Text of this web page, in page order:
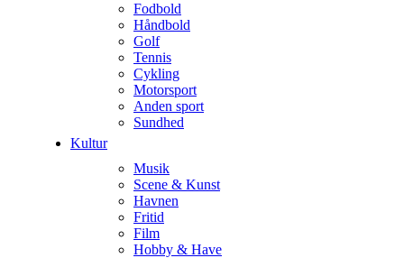
Fodbold
Håndbold
Golf
Tennis
Cykling
Motorsport
Anden sport
Sundhed
Kultur
Musik
Scene & Kunst
Havnen
Fritid
Film
Hobby & Have